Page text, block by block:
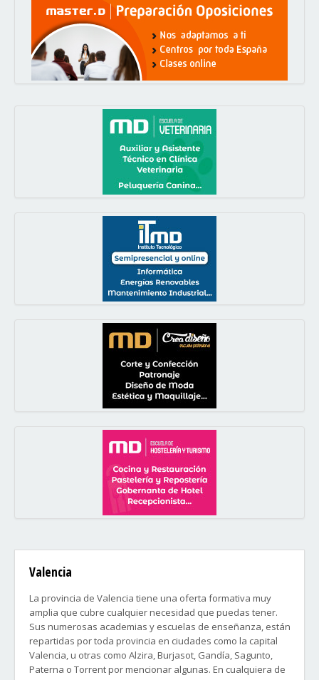
Valencia
La provincia de Valencia tiene una oferta formativa muy
amplia que cubre cualquier necesidad que puedas tener.
Sus numerosas academias y escuelas de enseñanza, están
repartidas por toda provincia en ciudades como la capital
Valencia, u otras como Alzira, Burjasot, Gandía, Sagunto,
Paterna o Torrent por mencionar algunas. En cualquiera de